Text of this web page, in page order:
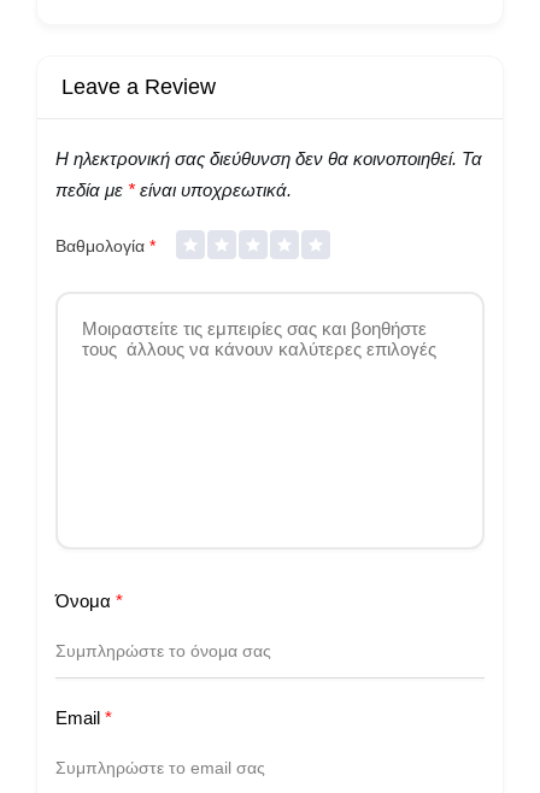
Leave a Review
Η ηλεκτρονική σας διεύθυνση δεν θα κοινοποιηθεί. Τα
πεδία με * είναι υποχρεωτικά.
Βαθμολογία *
Όνομα *
Email *